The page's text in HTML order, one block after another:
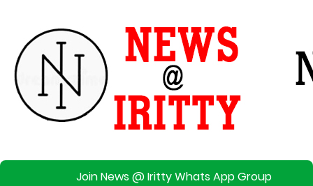
Join News @ Iritty Whats App Group